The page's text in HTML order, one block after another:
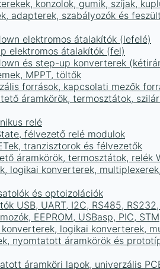
konzolok, gumik, szíjak,
adapterek, szabályozók és
elektromos átalakítók (lefelé)
elektromos átalakítók (fel)
és step-up konverterek
MPPT, töltők
források, kapcsolati mezők
áramkörök, termosztátok,
relé
félvezető relé modulok
tranzisztorok és félvezetők
áramkörök, termosztátok, relék
logikai konverterek,
és optoizolációk
USB, UART, I2C, RS485,
EEPROM, USBasp, PIC,
konverterek, logikai konverterek,
nyomtatott áramkörök és
áramköri lapok, univerzális